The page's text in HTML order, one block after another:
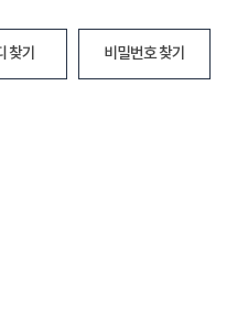
찾기 비밀번호 찾기